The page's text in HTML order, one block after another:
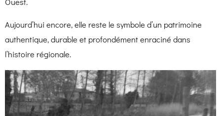
Aujourd’hui encore, elle reste le symbole d’un patrimoine
authentique, durable et profondément enraciné dans
l’histoire régionale.